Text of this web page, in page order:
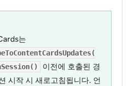
는
이전에 호출된 경
시작 시 새로고침됩니다. 언